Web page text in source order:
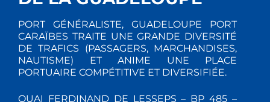
PORT GÉNÉRALISTE, GUADELOUPE PORT
CARAÏBES TRAITE UNE GRANDE DIVERSITÉ
DE TRAFICS (PASSAGERS, MARCHANDISES,
NAUTISME) ET ANIME UNE PLACE
PORTUAIRE COMPÉTITIVE ET DIVERSIFIÉE.
QUAI FERDINAND DE LESSEPS – BP 485 –